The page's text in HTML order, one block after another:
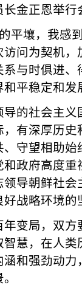
金正恩举行
平壤，我感
问为契机
与时俱进
平稳定和
的社会主
有深厚历
守望相助
政府高度
导朝鲜社
战略环境
变局，双
慧，在人
和强劲动